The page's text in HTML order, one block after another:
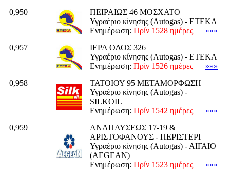
0,950
ΠΕΙΡΑΙΩΣ 46 ΜΟΣΧΑΤΟ
Υγραέριο κίνησης (Autogas) - ΕΤΕΚΑ
Ενημέρωση: Πρίν 1528 ημέρες
»»»
0,957
ΙΕΡΑ ΟΔΟΣ 326
Υγραέριο κίνησης (Autogas) - ΕΤΕΚΑ
Ενημέρωση: Πρίν 1526 ημέρες
»»»
0,958
ΤΑΤΟΙΟΥ 95 ΜΕΤΑΜΟΡΦΩΣΗ
Υγραέριο κίνησης (Autogas) -
SILKOIL
Ενημέρωση: Πρίν 1542 ημέρες
»»»
0,959
ΑΝΑΠΑΥΣΕΩΣ 17-19 &
ΑΡΙΣΤΟΦΑΝΟΥΣ - ΠΕΡΙΣΤΕΡΙ
Υγραέριο κίνησης (Autogas) - ΑΙΓΑΙΟ
(AEGEAN)
Ενημέρωση: Πρίν 1523 ημέρες
»»»